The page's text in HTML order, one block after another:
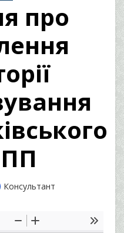
про
Author
Консультант